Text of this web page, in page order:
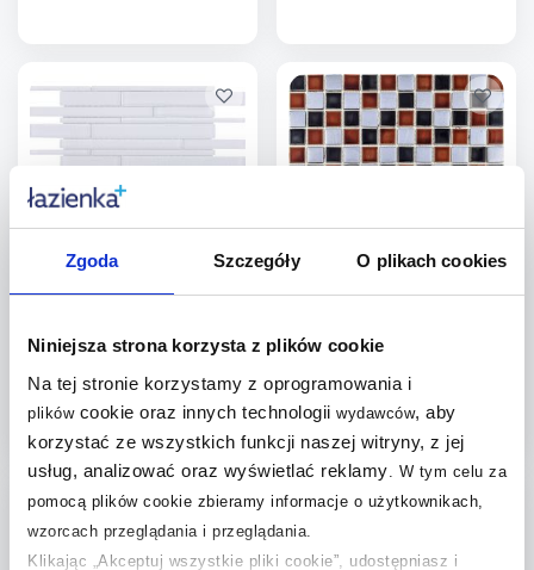
Zgoda Szczegóły O plikach cookies
Niniejsza strona korzysta z plików cookie
Na tej stronie korzystamy z oprogramowania i
plikówcookie oraz innych technologii wydawców, aby
korzystać ze wszystkich funkcji naszej witryny, z jej
usług, analizować oraz wyświetlać reklamy
W tym celu za
pomocą plików cookie zbieramy informacje o użytkownikach,
wzorcach przeglądania i przeglądania.
Klikając „Akceptuj wszystkie pliki cookie”, udostępniasz i
Dodaj do
porównania
Dodaj do
porównania
Iryda Quesada mozaika
ścienna 29,8x31 cm
Dostępność:do 5 dni
22, 99 zł/szt.
Więcej
Dodaj do
porównania
Iryda Rosario mozaika ścienna
30x30 cm
Dostępność: do 5 dni
22,99zł/szt.
Więcej
Dodaj do